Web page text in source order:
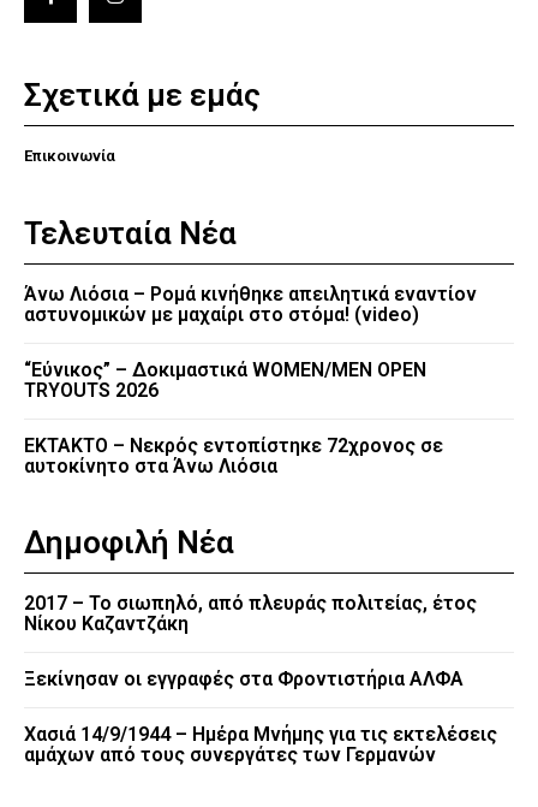
Σχετικά με εμάς
Επικοινωνία
Τελευταία Νέα
Άνω Λιόσια – Ρομά κινήθηκε απειλητικά εναντίον
αστυνομικών με μαχαίρι στο στόμα! (video)
“Εύνικος” – Δοκιμαστικά WOMEN/MEN OPEN
TRYOUTS 2026
EKTAKTO – Νεκρός εντοπίστηκε 72χρονος σε
αυτοκίνητο στα Άνω Λιόσια
Δημοφιλή Νέα
2017 – Το σιωπηλό, από πλευράς πολιτείας, έτος
Νίκου Καζαντζάκη
Ξεκίνησαν οι εγγραφές στα Φροντιστήρια ΑΛΦΑ
Χασιά 14/9/1944 – Ημέρα Μνήμης για τις εκτελέσεις
αμάχων από τους συνεργάτες των Γερμανών